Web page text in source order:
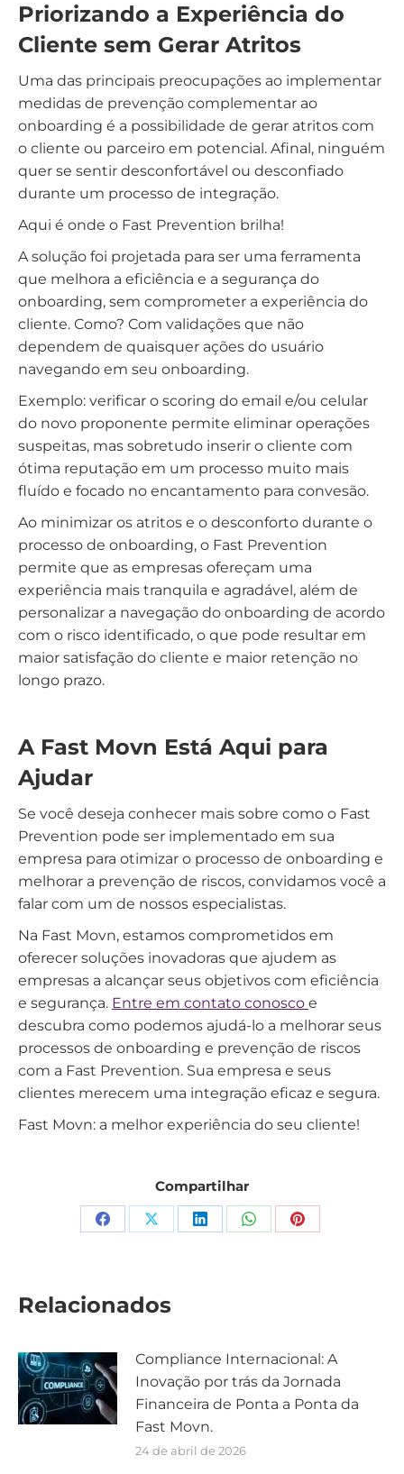
Priorizando a Experiência do
Cliente sem Gerar Atritos
Uma das principais preocupações ao implementar
medidas de prevenção complementar ao
onboarding é a possibilidade de gerar atritos com
o cliente ou parceiro em potencial. Afinal, ninguém
quer se sentir desconfortável ou desconfiado
durante um processo de integração.
Aqui é onde o Fast Prevention brilha!
A solução foi projetada para ser uma ferramenta
que melhora a eficiência e a segurança do
onboarding, sem comprometer a experiência do
cliente. Como? Com validações que não
dependem de quaisquer ações do usuário
navegando em seu onboarding.
Exemplo: verificar o scoring do email e/ou celular
do novo proponente permite eliminar operações
suspeitas, mas sobretudo inserir o cliente com
ótima reputação em um processo muito mais
fluído e focado no encantamento para convesão.
Ao minimizar os atritos e o desconforto durante o
processo de onboarding, o Fast Prevention
permite que as empresas ofereçam uma
experiência mais tranquila e agradável, além de
personalizar a navegação do onboarding de acordo
com o risco identificado, o que pode resultar em
maior satisfação do cliente e maior retenção no
longo prazo.
A Fast Movn Está Aqui para
Ajudar
Se você deseja conhecer mais sobre como o Fast
Prevention pode ser implementado em sua
empresa para otimizar o processo de onboarding e
melhorar a prevenção de riscos, convidamos você a
falar com um de nossos especialistas.
Na Fast Movn, estamos comprometidos em
oferecer soluções inovadoras que ajudem as
empresas a alcançar seus objetivos com eficiência
e segurança. Entre em contato conosco e
descubra como podemos ajudá-lo a melhorar seus
processos de onboarding e prevenção de riscos
com a Fast Prevention. Sua empresa e seus
clientes merecem uma integração eficaz e segura.
Fast Movn: a melhor experiência do seu cliente!
Compartilhar
Relacionados
Compliance Internacional: A
Inovação por trás da Jornada
Financeira de Ponta a Ponta da
Fast Movn.
24 de abril de 2026